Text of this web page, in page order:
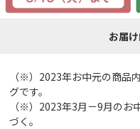
お届
（※）2023年お中元の商品
グです。
（※）2023年3月－9月のお
づく。